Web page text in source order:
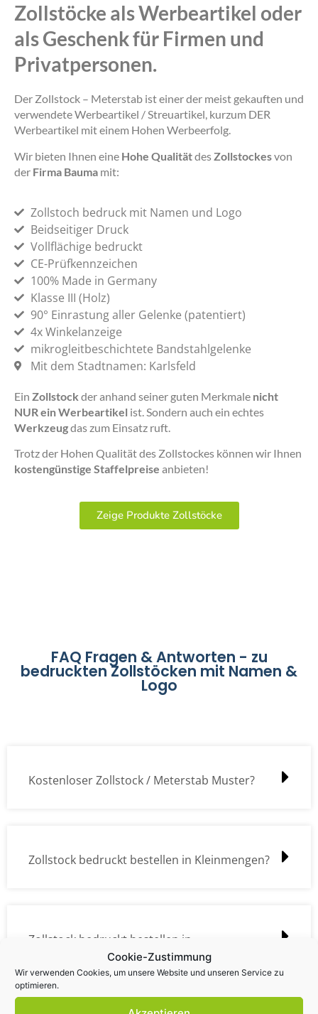
Cookie-Zustimmung
Wir verwenden Cookies, um unsere Website und unseren Service zu
optimieren.
Zollstöcke als Werbeartikel oder
als Geschenk für Firmen und
Privatpersonen.
Der Zollstock – Meterstab ist einer der meist gekauften und
verwendete Werbeartikel / Streuartikel, kurzum DER
Werbeartikel mit einem Hohen Werbeerfolg.
Wir bieten Ihnen eine Hohe Qualitätdes Zollstockesvon
der Firma Bauma mit:
Zollstoch bedruck mit Namen und Logo
Beidseitiger Druck
Vollflächige bedruckt
CE-Prüfkennzeichen
100% Made in Germany
Klasse III (Holz)
90° Einrastung aller Gelenke (patentiert)
4x Winkelanzeige
mikrogleitbeschichtete Bandstahlgelenke
Mit dem Stadtnamen: Karlsfeld
Ein Zollstock der anhand seiner guten Merkmale nicht
NUR ein Werbeartikel ist. Sondern auch ein echtes
Werkzeugdas zum Einsatz ruft.
Trotz der Hohen Qualität des Zollstockes können wir Ihnen
kostengünstige Staffelpreise anbieten!
Zeige Produkte Zollstöcke
FAQ Fragen & Antworten - zu
bedruckten Zollstöcken mit Namen &
Logo
Kostenloser Zollstock / Meterstab Muster?
Zollstock bedruckt bestellen in Kleinmengen?
Zollstock bedruckt bestellen in